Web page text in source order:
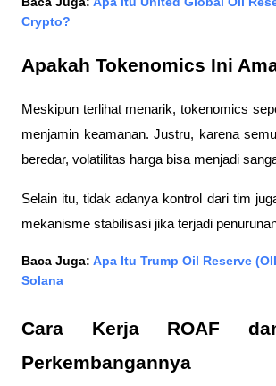
Crypto?
Apakah Tokenomics Ini
Meskipun terlihat menarik, tokenomics
menjamin keamanan. Justru, karena
beredar, volatilitas harga bisa menjadi
Selain itu, tidak adanya kontrol dari tim
mekanisme stabilisasi jika terjadi
Baca Juga: Apa Itu Trump Oil Reserve
Solana
Cara Kerja ROAF
Perkembangannya